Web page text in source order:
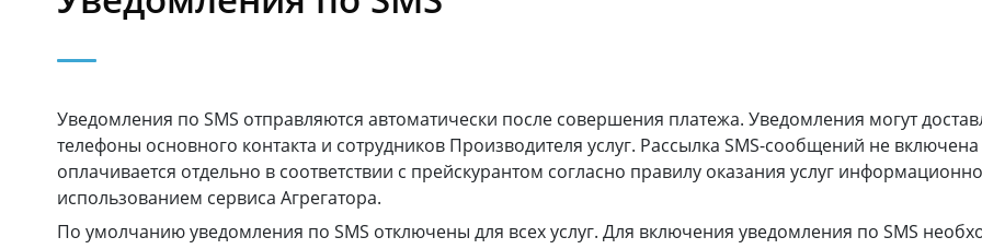
Уведомления по SMS отправляются автоматически после совершения платежа. Уведомления могут
телефоны основного контакта и сотрудников Производителя услуг. Рассылка SMS-сообщений не
оплачивается отдельно в соответствии с прейскурантом согласно правилу оказания услуг
использованием сервиса Агрегатора.
По умолчанию уведомления по SMS отключены для всех услуг. Для включения уведомления по SMS